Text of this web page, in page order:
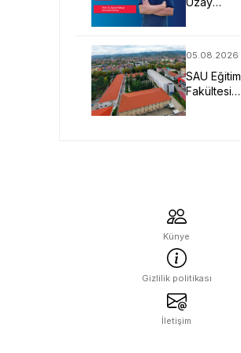
Projesine
TÜBİTAK
Desteği
05.08.2026
SAU Eğitim
Fakültesi
Künye
Gizlilik politikası
İletişim